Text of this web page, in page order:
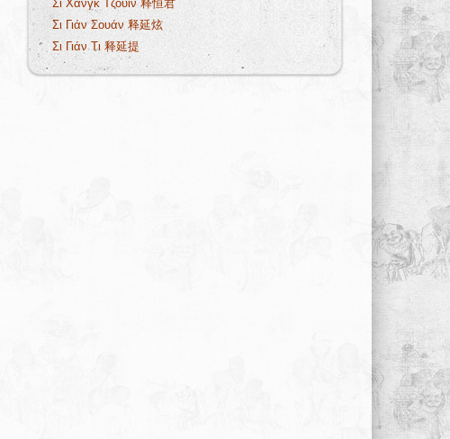
Σι Χανγκ Τζουίν 释恒君
Σι Γιάν Σουάν 释延炫
Σι Γιάν Τι 释延提